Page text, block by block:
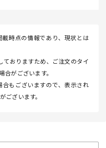
時点の情報であり、現状とは
おりますため、ご注文のタイ
合がございます。
もございますので、表示され
ございます。